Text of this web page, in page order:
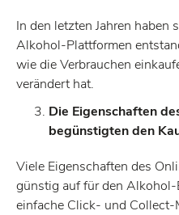
In den letzten Jahren
Alkohol-Plattformen
wie die Verbrauchen
verändert hat.
Die Eigenschaften
begünstigten den
Viele Eigenschaften des
günstig auf für den
einfache Click- und